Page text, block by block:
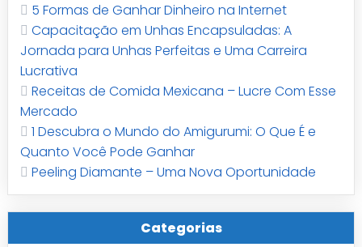
5 Formas de Ganhar Dinheiro na Internet
Capacitação em Unhas Encapsuladas: A
Jornada para Unhas Perfeitas e Uma Carreira
Lucrativa
Receitas de Comida Mexicana – Lucre Com Esse
Mercado
1 Descubra o Mundo do Amigurumi: O Que É e
Quanto Você Pode Ganhar
Peeling Diamante – Uma Nova Oportunidade
Categorias